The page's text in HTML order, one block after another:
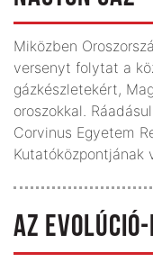
Miközben
versenyt folytat a
gázkészletekért,
oroszokkal.
Corvinus Egyetem
Kutatóközpontjának
AZ